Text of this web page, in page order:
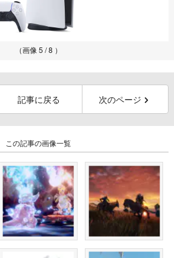
（画像 5 / 8 ）
記事に戻る 次のページ
この記事の画像一覧